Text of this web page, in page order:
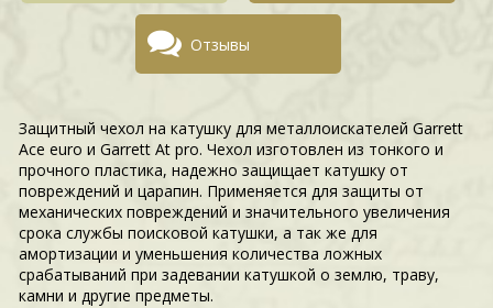
Отзывы
Защитный чехол на катушку для металлоискателей Garrett
Ace euro и Garrett At pro. Чехол изготовлен из тонкого и
прочного пластика, надежно защищает катушку от
повреждений и царапин. Применяется для защиты от
механических повреждений и значительного увеличения
срока службы поисковой катушки, а так же для
амортизации и уменьшения количества ложных
срабатываний при задевании катушкой о землю, траву,
камни и другие предметы.